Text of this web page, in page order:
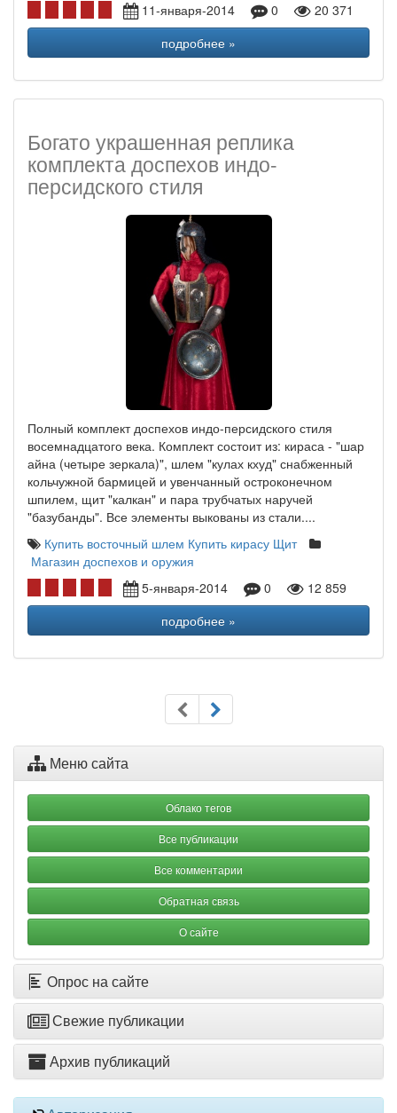
11-января-2014
0
20 371
подробнее »
Богато украшенная реплика
комплекта доспехов индо-
персидского стиля
Полный комплект доспехов индо-персидского стиля
восемнадцатого века. Комплект состоит из: кираса - "шар
айна (четыре зеркала)", шлем "кулах кхуд" снабженный
кольчужной бармицей и увенчанный остроконечном
шпилем, щит "калкан" и пара трубчатых наручей
"базубанды". Все элементы выкованы из стали....
Купить восточный шлем Купить кирасу Щит
Магазин доспехов и оружия
5-января-2014
0
12 859
подробнее »
Меню сайта
Облако тегов
Все публикации
Все комментарии
Обратная связь
О сайте
Опрос на сайте
Свежие публикации
Архив публикаций